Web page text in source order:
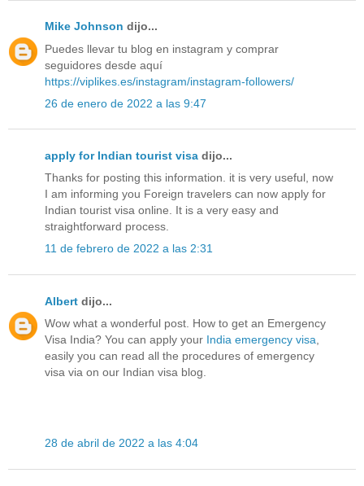
Mike Johnson dijo...
Puedes llevar tu blog en instagram y comprar
seguidores desde aquí
https://viplikes.es/instagram/instagram-followers/
26 de enero de 2022 a las 9:47
apply for Indian tourist visa dijo...
Thanks for posting this information. it is very useful, now
I am informing you Foreign travelers can now apply for
Indian tourist visa online. It is a very easy and
straightforward process.
11 de febrero de 2022 a las 2:31
Albert dijo...
Wow what a wonderful post. How to get an Emergency
Visa India? You can apply your India emergency visa
easily you can read all the procedures of emergency
visa via on our Indian visa blog.
28 de abril de 2022 a las 4:04